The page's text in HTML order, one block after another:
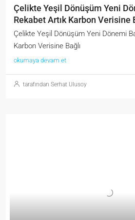
Çelikte Yeşil Dönüşüm Yeni
Rekabet Artık Karbon Verisine
Çelikte Yeşil Dönüşüm Yeni Dönemi
Karbon Verisine Bağlı
okumaya devam et
tarafından Serhat Ulusoy